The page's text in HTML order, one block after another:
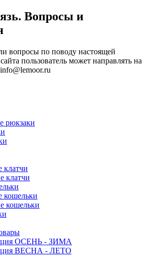
Вопросы и
вопросы по поводу настоящей
пользователь может направлять на
рюкзаки
клатчи
клатчи
кошельки
кошельки
ОСЕНЬ - ЗИМА
ВЕСНА - ЛЕТО